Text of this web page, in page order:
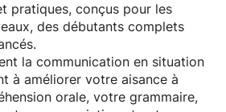
pratiques, conçus pour les
des débutants complets
la communication en situation
à améliorer votre aisance à
orale, votre grammaire,